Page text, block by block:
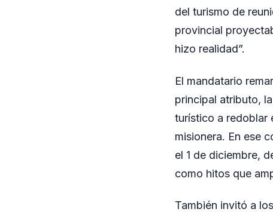
del turismo de
provincial
hizo realidad”.
El mandatario
principal atributo,
turístico a redoblar
misionera. En ese
el 1 de diciembre,
como hitos que
También invitó a